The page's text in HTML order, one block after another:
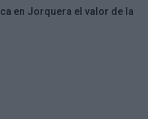
en Jorquera el valor de la